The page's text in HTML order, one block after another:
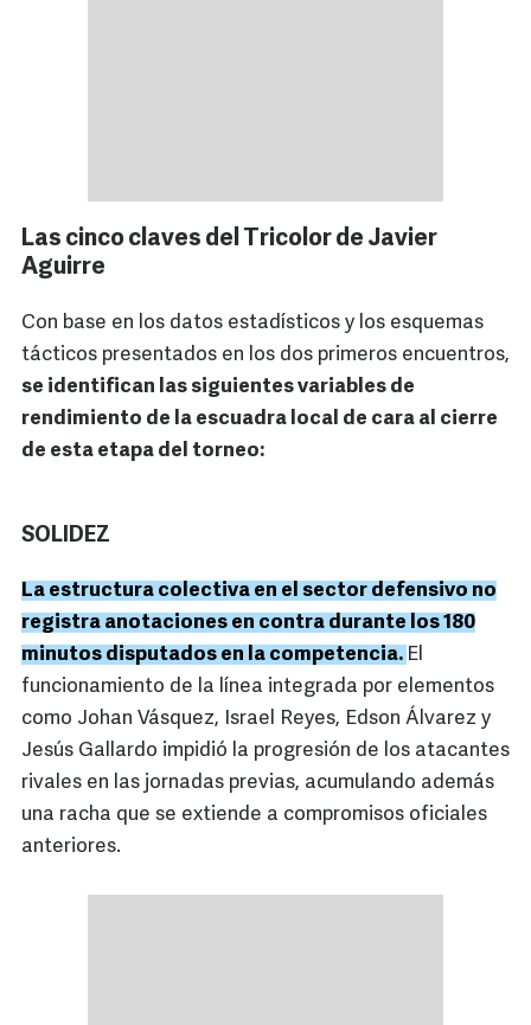
Las cinco claves del Tricolor de Javier
Aguirre
Con base en los datos estadísticos y los esquemas
tácticos presentados en los dos primeros encuentros,
se identifican las siguientes variables de
rendimiento de la escuadra local de cara al cierre
de esta etapa del torneo:
SOLIDEZ
La estructura colectiva en el sector defensivo no
registra anotaciones en contra durante los 180
minutos disputados en la competencia. El
funcionamiento de la línea integrada por elementos
como Johan Vásquez, Israel Reyes, Edson Álvarez y
Jesús Gallardo impidió la progresión de los atacantes
rivales en las jornadas previas, acumulando además
una racha que se extiende a compromisos oficiales
anteriores.